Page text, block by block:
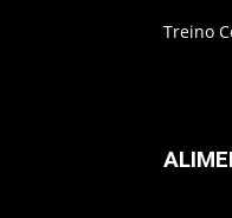
Treino